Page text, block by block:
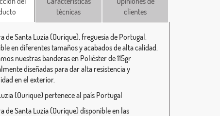
técnicas
clientes
de Santa Luzia (Ourique), freguesia de Portugal,
en diferentes tamaños y acabados de alta calidad.
nuestras banderas en Poliéster de 115gr
diseñadas para dar alta resistencia y
en el exterior.
(Ourique) pertenece al país Portugal
de Santa Luzia (Ourique) disponible en las